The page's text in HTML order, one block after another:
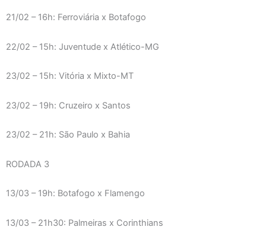
21/02 – 16h: Ferroviária x Botafogo
22/02 – 15h: Juventude x Atlético-MG
23/02 – 15h: Vitória x Mixto-MT
23/02 – 19h: Cruzeiro x Santos
23/02 – 21h: São Paulo x Bahia
RODADA 3
13/03 – 19h: Botafogo x Flamengo
13/03 – 21h30: Palmeiras x Corinthians